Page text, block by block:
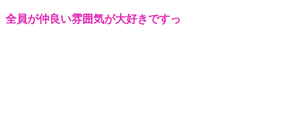
全員が仲良い雰囲気が大好きですっ